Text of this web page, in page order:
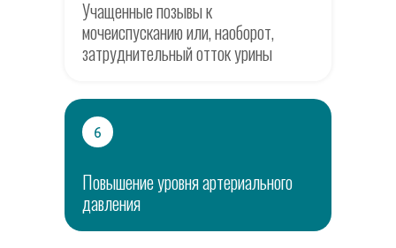
Учащенные позывы к
мочеиспусканию или, наоборот,
затруднительный отток урины
6
Повышение уровня артериального
давления